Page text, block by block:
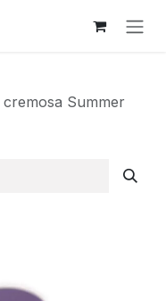
cremosa Summer